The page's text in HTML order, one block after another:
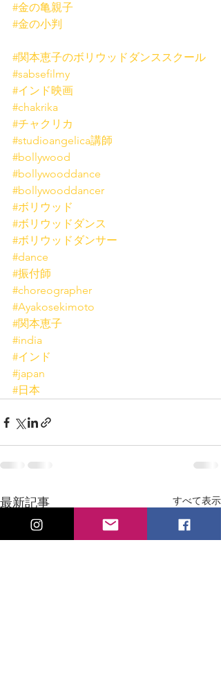
#金の亀親子
#金の小判
#関本恵子のボリウッドダンススクール
#sabsefilmy
#インド映画
#chakrika
#チャクリカ
#studioangelica講師
#bollywood
#bollywooddance
#bollywooddancer
#ボリウッド
#ボリウッドダンス
#ボリウッドダンサー
#dance
#振付師
#choreographer
#Ayakosekimoto
#関本恵子
#india
#インド
#japan
#日本
最新記事 すべて表示